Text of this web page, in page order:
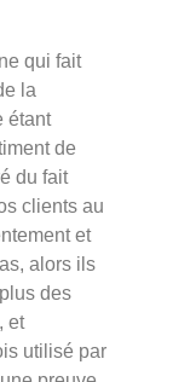
qui fait
la
étant
de
du fait
clients au
et
alors ils
des
et
utilisé par